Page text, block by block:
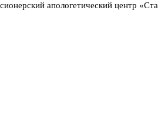
апологетический центр